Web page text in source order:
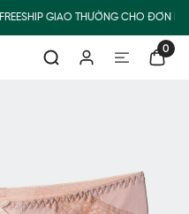
FREESHIP GIAO THƯỜNG CHO ĐƠN
0